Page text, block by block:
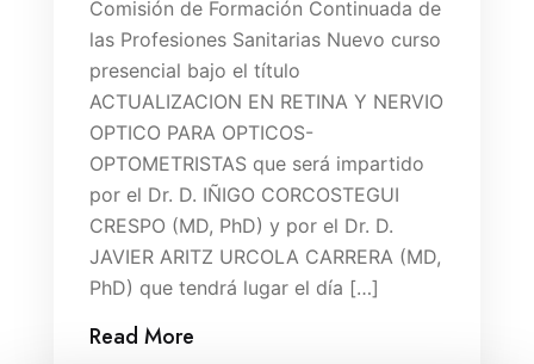
Comisión de Formación Continuada de
las Profesiones Sanitarias Nuevo curso
presencial bajo el título
ACTUALIZACION EN RETINA Y NERVIO
OPTICO PARA OPTICOS-
OPTOMETRISTAS que será impartido
por el Dr. D. IÑIGO CORCOSTEGUI
CRESPO (MD, PhD) y por el Dr. D.
JAVIER ARITZ URCOLA CARRERA (MD,
PhD) que tendrá lugar el día […]
Read More